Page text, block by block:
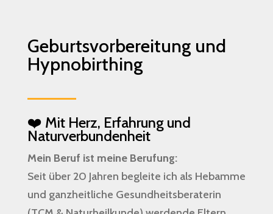
Geburtsvorbereitung und
Hypnobirthing
❤️ Mit Herz, Erfahrung und
Naturverbundenheit
Mein Beruf ist meine Berufung:
Seit über 20 Jahren begleite ich als Hebamme
und ganzheitliche Gesundheitsberaterin